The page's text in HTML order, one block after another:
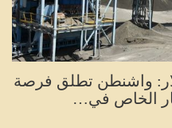
مليون دولار: واشنطن تطلق فرصة
الخاص في…